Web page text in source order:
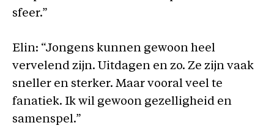
sfeer.”
Elin: “Jongens kunnen gewoon heel
vervelend zijn. Uitdagen en zo. Ze zijn vaak
sneller en sterker. Maar vooral veel te
fanatiek. Ik wil gewoon gezelligheid en
samenspel.”